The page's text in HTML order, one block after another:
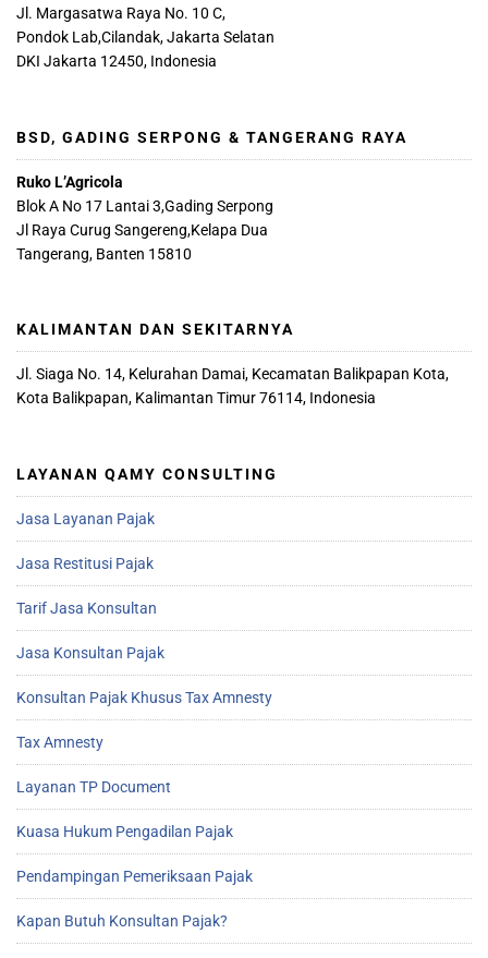
Jl. Margasatwa Raya No. 10 C,
Pondok Lab,Cilandak, Jakarta Selatan
DKI Jakarta 12450, Indonesia
BSD, GADING SERPONG & TANGERANG RAYA
Ruko L’Agricola
Blok A No 17 Lantai 3,Gading Serpong
Jl Raya Curug Sangereng,Kelapa Dua
Tangerang, Banten 15810
KALIMANTAN DAN SEKITARNYA
Jl. Siaga No. 14, Kelurahan Damai, Kecamatan Balikpapan Kota,
Kota Balikpapan, Kalimantan Timur 76114, Indonesia
LAYANAN QAMY CONSULTING
Jasa Layanan Pajak
Jasa Restitusi Pajak
Tarif Jasa Konsultan
Jasa Konsultan Pajak
Konsultan Pajak Khusus Tax Amnesty
Tax Amnesty
Layanan TP Document
Kuasa Hukum Pengadilan Pajak
Pendampingan Pemeriksaan Pajak
Kapan Butuh Konsultan Pajak?